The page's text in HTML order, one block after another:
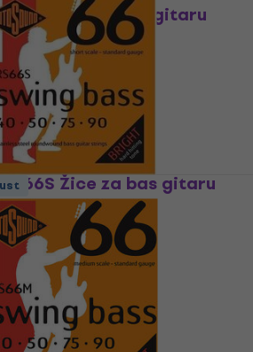
Žice za bas gitaru
RS66S Žice za bas gitaru
MUZMUZ-5